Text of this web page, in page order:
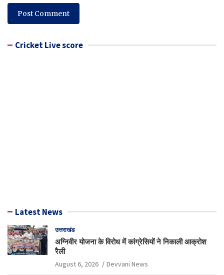
Cricket Live score
Latest News
उत्तराखंड
अग्निवीर योजना के विरोध में कांग्रेसियों ने निकाली आक्रोश
रैली
August 6, 2026 Devvani News